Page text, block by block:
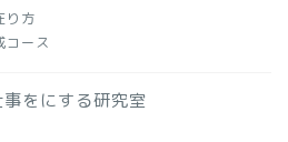
り方
コース
をにする研究室